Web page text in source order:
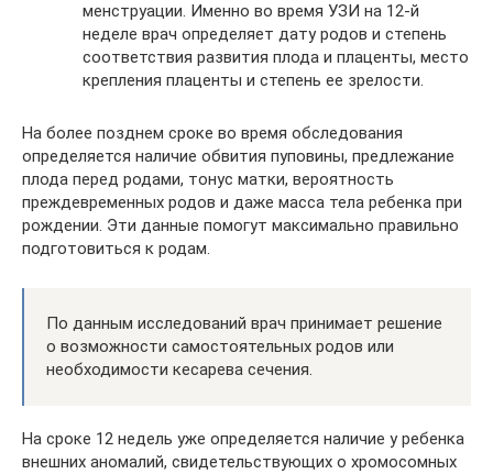
менструации. Именно во время УЗИ на 12-й
неделе врач определяет дату родов и степень
соответствия развития плода и плаценты, место
крепления плаценты и степень ее зрелости.
На более позднем сроке во время обследования
определяется наличие обвития пуповины, предлежание
плода перед родами, тонус матки, вероятность
преждевременных родов и даже масса тела ребенка при
рождении. Эти данные помогут максимально правильно
подготовиться к родам.
По данным исследований врач принимает решение
о возможности самостоятельных родов или
необходимости кесарева сечения.
На сроке 12 недель уже определяется наличие у ребенка
внешних аномалий, свидетельствующих о хромосомных